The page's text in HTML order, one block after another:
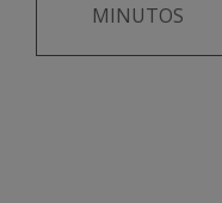
MINUTOS